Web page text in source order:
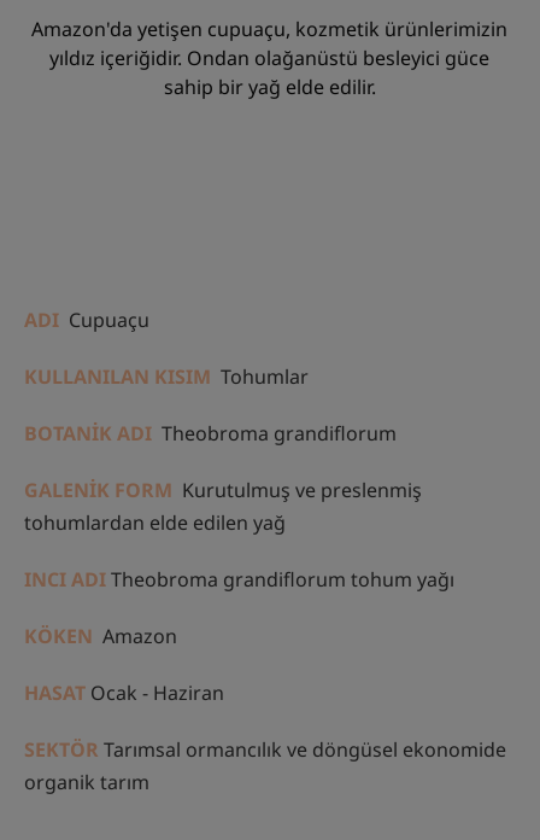
Amazon'da yetişen cupuaçu, kozmetik ürünlerimizin
yıldız içeriğidir. Ondan olağanüstü besleyici güce
sahip bir yağ elde edilir.
ADI Cupuaçu
KULLANILAN KISIM Tohumlar
BOTANİK ADI Theobroma grandiflorum
GALENİK FORM Kurutulmuş ve preslenmiş
tohumlardan elde edilen yağ
INCI ADITheobroma grandiflorum tohum yağı
KÖKEN Amazon
HASAT Ocak - Haziran
SEKTÖR Tarımsal ormancılık ve döngüsel ekonomide
organik tarım